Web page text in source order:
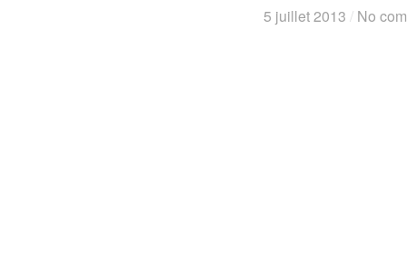
5 juillet 2013 / No
5 juillet 2013 / No